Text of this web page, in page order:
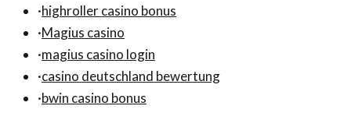
·highroller casino bonus
·Magius casino
·magius casino login
·casino deutschland bewertung
·bwin casino bonus